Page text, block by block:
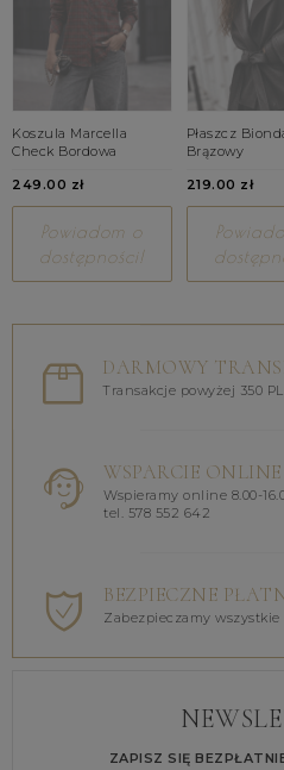
Koszula Marcella
Check Bordowa
249.00 zł
Powiadom o
dostępności!
Płaszcz
Brązowy
219.00 zł
DARMOWY
Transakcje powyżej 350
WSPARCIE ONLINE
Wspieramy online 8.00-
tel. 578 552 642
BEZPIECZNE
Zabezpieczamy wszystkie
ZAPISZ SIĘ